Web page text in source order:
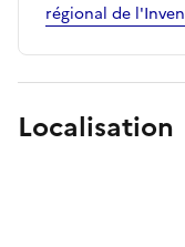
régional de
Localisation